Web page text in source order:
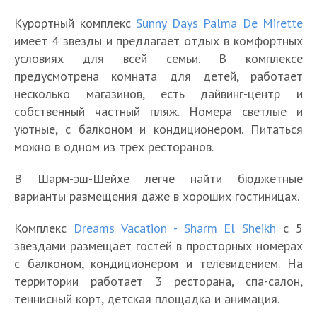
Курортный комплекс Sunny Days Palma De Mirette
имеет 4 звезды и предлагает отдых в комфортных
условиях для всей семьи. В комплексе
предусмотрена комната для детей, работает
несколько магазинов, есть дайвинг-центр и
собственный частный пляж. Номера светлые и
уютные, с балконом и кондиционером. Питаться
можно в одном из трех ресторанов.
В Шарм-эш-Шейхе легче найти бюджетные
варианты размещения даже в хороших гостиницах.
Комплекс Dreams Vacation - Sharm El Sheikh с 5
звездами размещает гостей в просторных номерах
с балконом, кондиционером и телевидением. На
территории работает 3 ресторана, спа-салон,
теннисный корт, детская площадка и анимация.